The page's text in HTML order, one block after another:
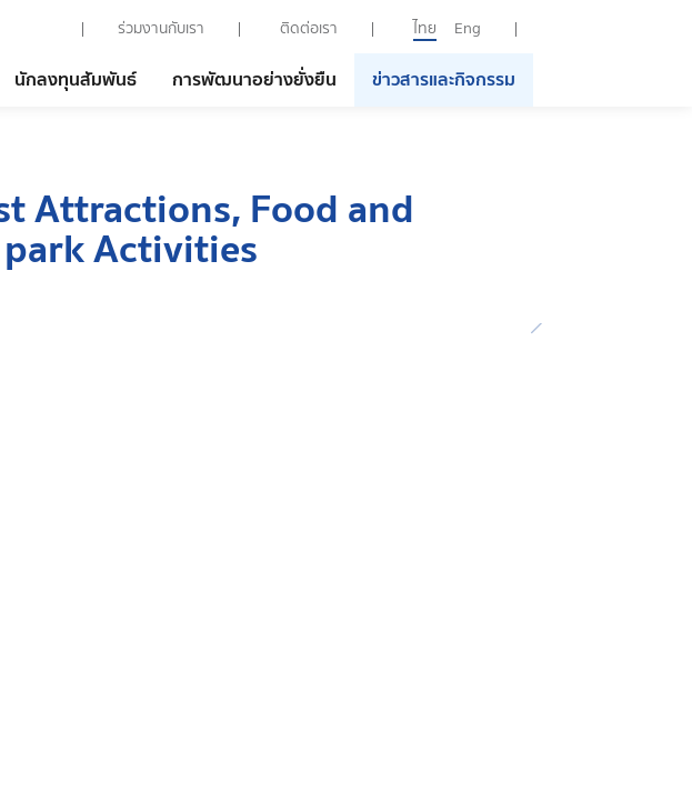
ร่วมงานกับเรา ติดต่อเรา ไทย Eng
นักลงทุนสัมพันธ์ การพัฒนาอย่างยั่งยืน ข่าวสารและกิจกรรม
Attractions, Food and
Activities